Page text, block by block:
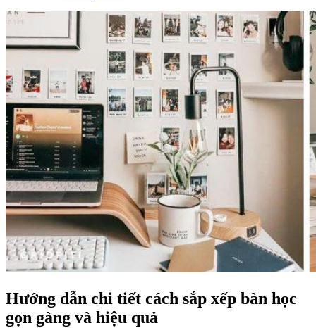
Hướng dẫn chi tiết cách sắp xếp bàn học
gọn gàng và hiệu quả